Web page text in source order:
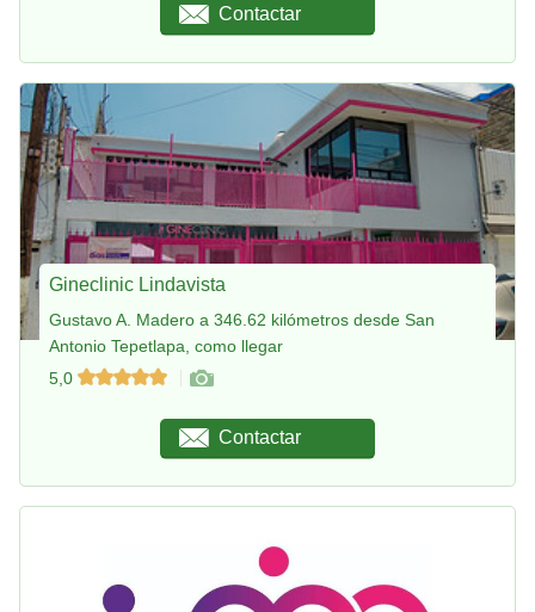
Contactar
Gineclinic Lindavista
Gustavo A. Madero a 346.62 kilómetros desde San
Antonio Tepetlapa, como llegar
5,0
Contactar